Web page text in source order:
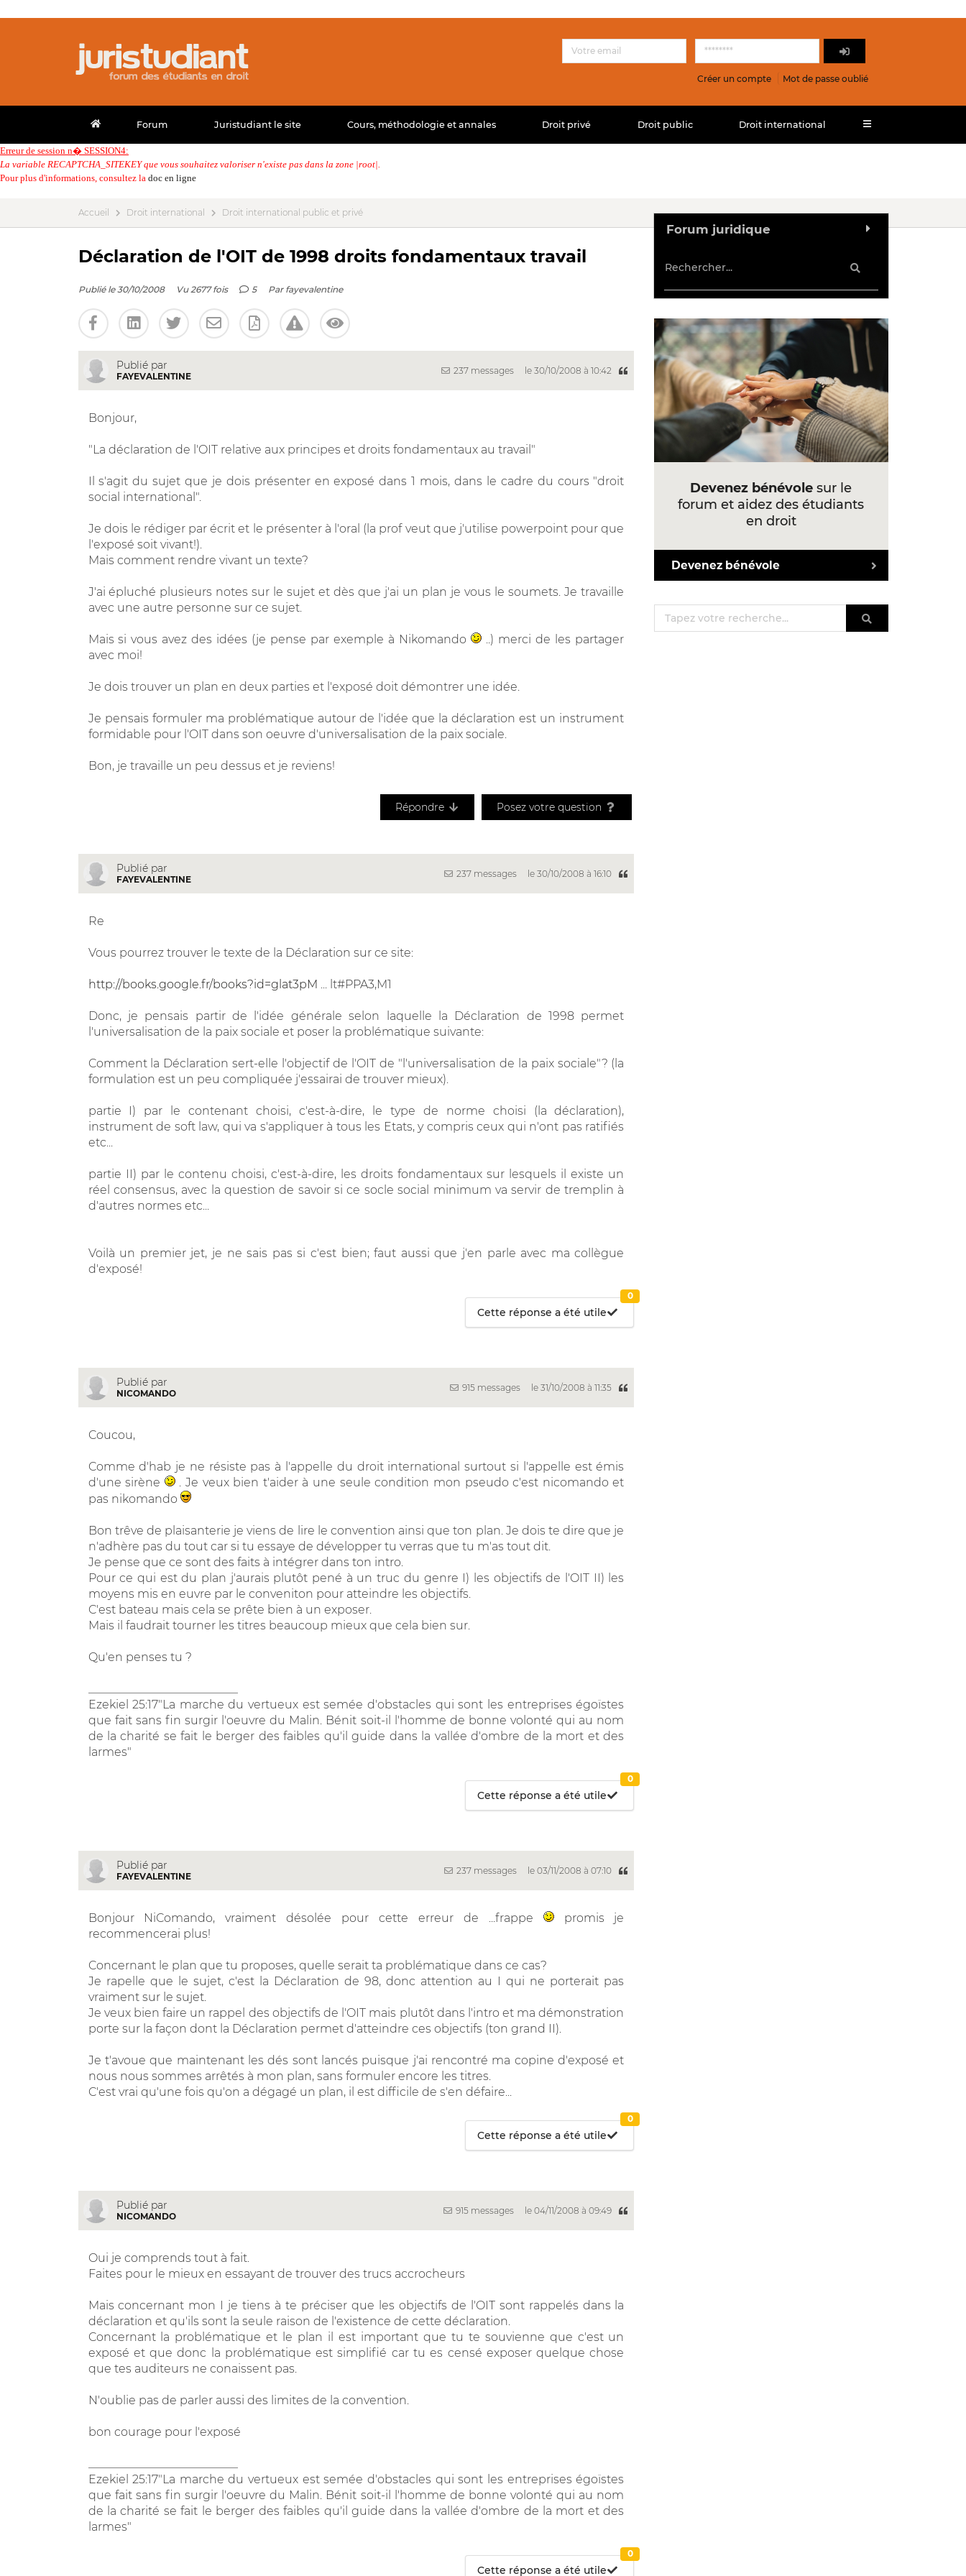
Créer un compte Mot de passe oublié
Forum Juristudiant le site Cours, méthodologie et annales Droit privé Droit public Droit international
Erreur de session n� SESSION4:
La variable RECAPTCHA_SITEKEY que vous souhaitez valoriser n'existe pas dans la zone |root|.
Pour plus d'informations, consultez la doc en ligne
Accueil Droit international Droit international public et privé
Déclaration de l'OIT de 1998 droits fondamentaux travail
Publié le 30/10/2008 Vu 2677 fois 5 Par fayevalentine
Publié par
FAYEVALENTINE
237 messages le 30/10/2008 à 10:42
Bonjour,
"La déclaration de l'OIT relative aux principes et droits fondamentaux au travail"
Il s'agit du sujet que je dois présenter en exposé dans 1 mois, dans le cadre du cours "droit
social international".
Je dois le rédiger par écrit et le présenter à l'oral (la prof veut que j'utilise powerpoint pour que
l'exposé soit vivant!).
Mais comment rendre vivant un texte?
J'ai épluché plusieurs notes sur le sujet et dès que j'ai un plan je vous le soumets. Je travaille
avec une autre personne sur ce sujet.
Mais si vous avez des idées (je pense par exemple à Nikomando
..) merci de les partager
avec moi!
Je dois trouver un plan en deux parties et l'exposé doit démontrer une idée.
Je pensais formuler ma problématique autour de l'idée que la déclaration est un instrument
formidable pour l'OIT dans son oeuvre d'universalisation de la paix sociale.
Bon, je travaille un peu dessus et je reviens!
Répondre Posez votre question
Publié par
FAYEVALENTINE
237 messages le 30/10/2008 à 16:10
Re
Vous pourrez trouver le texte de la Déclaration sur ce site:
http://books.google.fr/books?id=glat3pM ... lt#PPA3,M1
Donc, je pensais partir de l'idée générale selon laquelle la Déclaration de 1998 permet
l'universalisation de la paix sociale et poser la problématique suivante:
Comment la Déclaration sert-elle l'objectif de l'OIT de "l'universalisation de la paix sociale"? (la
formulation est un peu compliquée j'essairai de trouver mieux).
partie I) par le contenant choisi, c'est-à-dire, le type de norme choisi (la déclaration),
instrument de soft law, qui va s'appliquer à tous les Etats, y compris ceux qui n'ont pas ratifiés
etc...
partie II) par le contenu choisi, c'est-à-dire, les droits fondamentaux sur lesquels il existe un
réel consensus, avec la question de savoir si ce socle social minimum va servir de tremplin à
d'autres normes etc...
Voilà un premier jet, je ne sais pas si c'est bien; faut aussi que j'en parle avec ma collègue
d'exposé!
Cette réponse a été utile
0
Publié par
NICOMANDO
915 messages le 31/10/2008 à 11:35
Coucou,
Comme d'hab je ne résiste pas à l'appelle du droit international surtout si l'appelle est émis
d'une sirène
. Je veux bien t'aider à une seule condition mon pseudo c'est nicomando et
pas nikomando
Bon trêve de plaisanterie je viens de lire le convention ainsi que ton plan. Je dois te dire que je
n'adhère pas du tout car si tu essaye de développer tu verras que tu m'as tout dit.
Je pense que ce sont des faits à intégrer dans ton intro.
Pour ce qui est du plan j'aurais plutôt pené à un truc du genre I) les objectifs de l'OIT II) les
moyens mis en euvre par le conveniton pour atteindre les objectifs.
C'est bateau mais cela se prête bien à un exposer.
Mais il faudrait tourner les titres beaucoup mieux que cela bien sur.
Qu'en penses tu ?
Ezekiel 25:17"La marche du vertueux est semée d'obstacles qui sont les entreprises égoïstes
que fait sans fin surgir l'oeuvre du Malin. Bénit soit-il l'homme de bonne volonté qui au nom
de la charité se fait le berger des faibles qu'il guide dans la vallée d'ombre de la mort et des
larmes"
Cette réponse a été utile
0
Publié par
FAYEVALENTINE
237 messages le 03/11/2008 à 07:10
Bonjour NiComando, vraiment désolée pour cette erreur de ...frappe
promis je
recommencerai plus!
Concernant le plan que tu proposes, quelle serait ta problématique dans ce cas?
Je rapelle que le sujet, c'est la Déclaration de 98, donc attention au I qui ne porterait pas
vraiment sur le sujet.
Je veux bien faire un rappel des objectifs de l'OIT mais plutôt dans l'intro et ma démonstration
porte sur la façon dont la Déclaration permet d'atteindre ces objectifs (ton grand II).
Je t'avoue que maintenant les dés sont lancés puisque j'ai rencontré ma copine d'exposé et
nous nous sommes arrêtés à mon plan, sans formuler encore les titres.
C'est vrai qu'une fois qu'on a dégagé un plan, il est difficile de s'en défaire...
Cette réponse a été utile
0
Publié par
NICOMANDO
915 messages le 04/11/2008 à 09:49
Oui je comprends tout à fait.
Faites pour le mieux en essayant de trouver des trucs accrocheurs
Mais concernant mon I je tiens à te préciser que les objectifs de l'OIT sont rappelés dans la
déclaration et qu'ils sont la seule raison de l'existence de cette déclaration.
Concernant la problématique et le plan il est important que tu te souvienne que c'est un
exposé et que donc la problématique est simplifié car tu es censé exposer quelque chose
que tes auditeurs ne conaissent pas.
N'oublie pas de parler aussi des limites de la convention.
bon courage pour l'exposé
Ezekiel 25:17"La marche du vertueux est semée d'obstacles qui sont les entreprises égoïstes
que fait sans fin surgir l'oeuvre du Malin. Bénit soit-il l'homme de bonne volonté qui au nom
de la charité se fait le berger des faibles qu'il guide dans la vallée d'ombre de la mort et des
larmes"
Cette réponse a été utile
0
Forum juridique
Devenez bénévole sur le
forum et aidez des étudiants
en droit
Devenez bénévole